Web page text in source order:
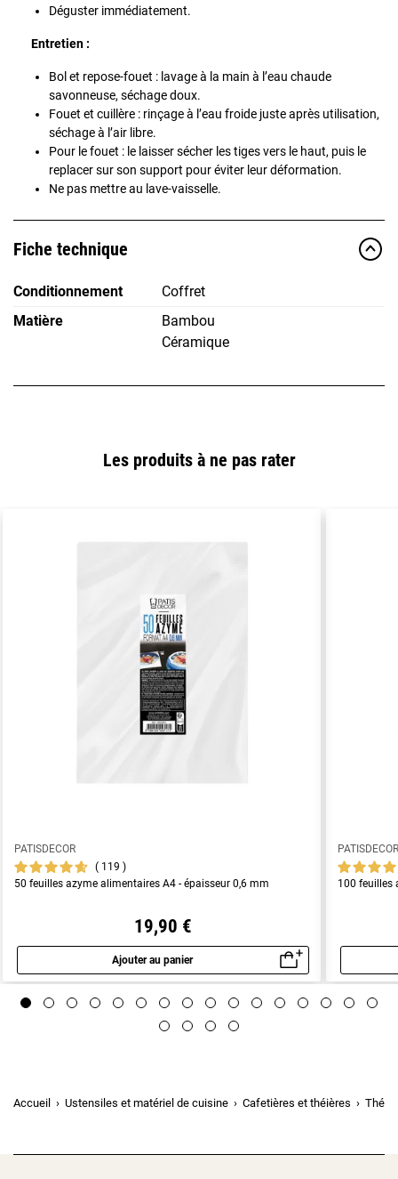
Déguster immédiatement.
Entretien :
Bol et repose-fouet : lavage à la main à l’eau chaude
savonneuse, séchage doux.
Fouet et cuillère : rinçage à l’eau froide juste après utilisation,
séchage à l’air libre.
Pour le fouet : le laisser sécher les tiges vers le haut, puis le
replacer sur son support pour éviter leur déformation.
Ne pas mettre au lave-vaisselle.
Fiche technique
Conditionnement
Coffret
Matière
Bambou
Céramique
Les produits à ne pas rater
PATISDECOR
119
50 feuilles azyme alimentaires A4 - épaisseur 0,6 mm
19,90 €
Ajouter au panier
Aperçu rapide
100 feuilles
Accueil Ustensiles et matériel de cuisine Cafetières et théières